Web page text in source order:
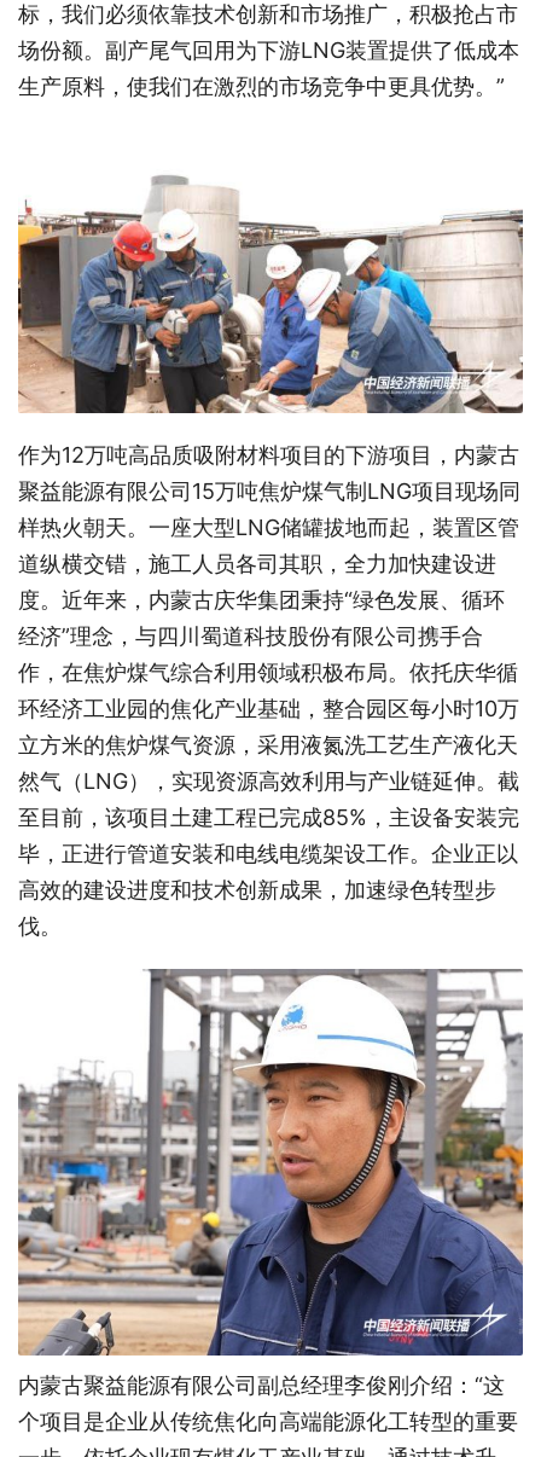
标，我们必须依靠技术创新和市场推广，积极抢占市
场份额。副产尾气回用为下游LNG装置提供了低成本
生产原料，使我们在激烈的市场竞争中更具优势。”
作为12万吨高品质吸附材料项目的下游项目，内蒙古
聚益能源有限公司15万吨焦炉煤气制LNG项目现场同
样热火朝天。一座大型LNG储罐拔地而起，装置区管
道纵横交错，施工人员各司其职，全力加快建设进
度。近年来，内蒙古庆华集团秉持“绿色发展、循环
经济”理念，与四川蜀道科技股份有限公司携手合
作，在焦炉煤气综合利用领域积极布局。依托庆华循
环经济工业园的焦化产业基础，整合园区每小时10万
立方米的焦炉煤气资源，采用液氮洗工艺生产液化天
然气（LNG），实现资源高效利用与产业链延伸。截
至目前，该项目土建工程已完成85%，主设备安装完
毕，正进行管道安装和电线电缆架设工作。企业正以
高效的建设进度和技术创新成果，加速绿色转型步
伐。
内蒙古聚益能源有限公司副总经理李俊刚介绍：“这
个项目是企业从传统焦化向高端能源化工转型的重要